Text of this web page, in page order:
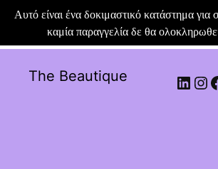
Αυτό είναι ένα δοκιμαστικό κατάστημα
καμία παραγγελία δε θα
The Beautique